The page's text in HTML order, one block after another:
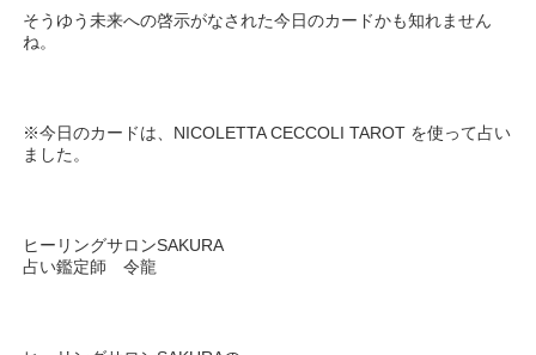
そうゆう未来への啓示がなされた今日のカードかも知れません
ね。
※今日のカードは、NICOLETTA CECCOLI TAROT を使って占い
ました。
ヒーリングサロンSAKURA
占い鑑定師 令龍